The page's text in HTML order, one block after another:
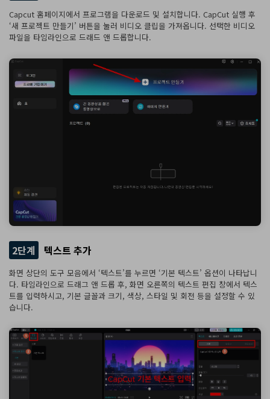
Capcut 홈페이지에서 프로그램을 다운로드 및 설치합니다. CapCut 실행 후
‘새 프로젝트 만들기’ 버튼을 눌러 비디오 클립을 가져옵니다. 선택한 비디오
파일을 타임라인으로 드래드 앤 드롭합니다.
2단계 텍스트 추가
화면 상단의 도구 모음에서 ‘텍스트’를 누르면 ‘기본 텍스트’ 옵션이 나타납니
다. 타임라인으로 드래그 앤 드롭 후, 화면 오른쪽의 텍스트 편집 창에서 텍스
트를 입력하시고, 기본 글꼴과 크기, 색상, 스타일 및 회전 등을 설정할 수 있
습니다.